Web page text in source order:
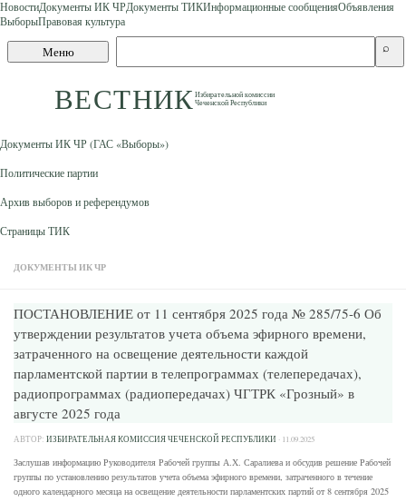
Skip to content
НовостиДокументы ИК ЧРДокументы ТИКИнформационные сообщенияОбъявления
ВыборыПравовая культура
Меню
ВЕСТНИКИзбирательной комиссии
Чеченской Республики
сайту
⌕
Документы ИК ЧР (ГАС «Выборы»)
Политические партии
Архив выборов и референдумов
Страницы ТИК
ДОКУМЕНТЫ ИК ЧР
ПОСТАНОВЛЕНИЕ от 11 сентября 2025 года № 285/75-6 Об
утверждении результатов учета объема эфирного времени,
затраченного на освещение деятельности каждой
парламентской партии в телепрограммах (телепередачах),
радиопрограммах (радиопередачах) ЧГТРК «Грозный» в
августе 2025 года
АВТОР: ИЗБИРАТЕЛЬНАЯ КОМИССИЯ ЧЕЧЕНСКОЙ РЕСПУБЛИКИ · 11.09.2025
Заслушав информацию Руководителя Рабочей группы А.Х. Саралиева и обсудив решение Рабочей
группы по установлению результатов учета объема эфирного времени, затраченного в течение
одного календарного месяца на освещение деятельности парламентских партий от 8 сентября 2025